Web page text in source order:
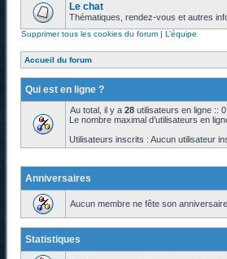
Le chat
Thématiques, rendez-vous et autres
Supprimer tous les cookies du forum | L’équipe
Accueil du forum
Qui est en ligne ?
Au total, il y a 28 utilisateurs en ligne ::
Le nombre maximal d’utilisateurs en
Utilisateurs inscrits : Aucun utilisateur
Anniversaires
Aucun membre ne fête son anniversaire
Statistiques